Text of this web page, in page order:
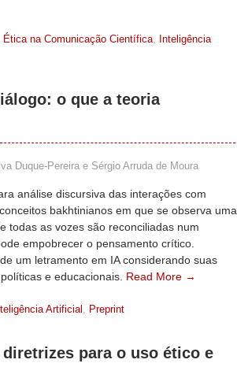
Ética na Comunicação Científica, Inteligência
o que a teoria
Duque-Pereira e Sérgio Arruda de Moura
análise discursiva das interações com
bakhtinianos em que se observa uma
todas as vozes são reconciliadas num
empobrecer o pensamento crítico.
um letramento em IA considerando suas
e educacionais. Read More →
Artificial, Preprint
para o uso ético e